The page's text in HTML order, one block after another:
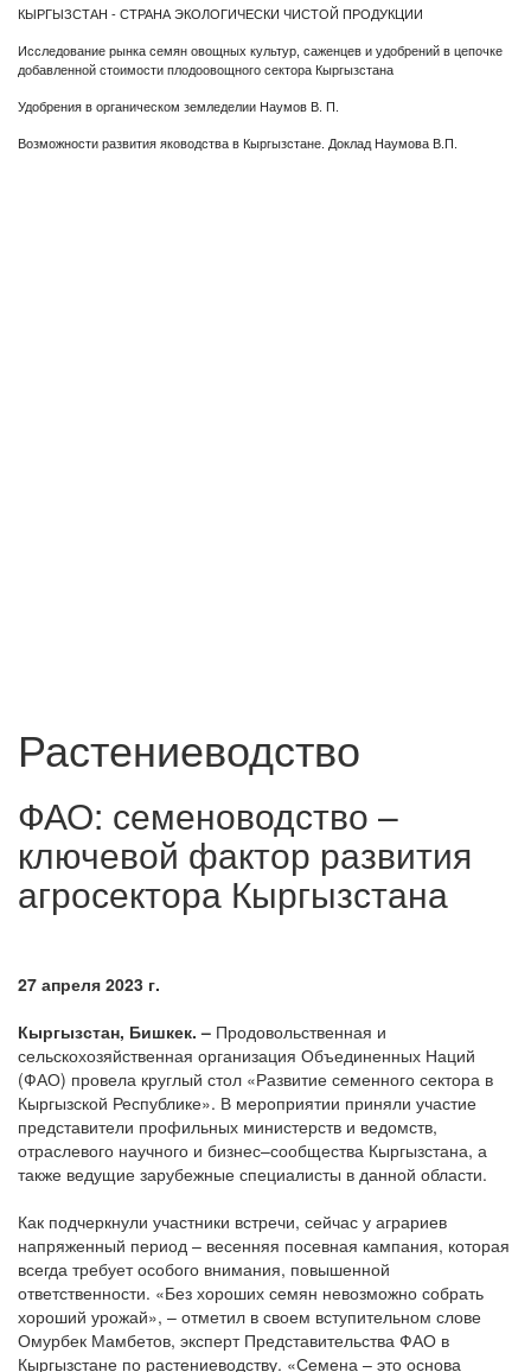
КЫРГЫЗСТАН - СТРАНА ЭКОЛОГИЧЕСКИ ЧИСТОЙ ПРОДУКЦИИ
Исследование рынка семян овощных культур, саженцев и удобрений в цепочке
добавленной стоимости плодоовощного сектора Кыргызстана
Удобрения в органическом земледелии Наумов В. П.
Возможности развития яководства в Кыргызстане. Доклад Наумова В.П.
Растениеводство
ФАО: семеноводство –
ключевой фактор развития
агросектора Кыргызстана
27 апреля 2023 г.
Кыргызстан, Бишкек. – Продовольственная и
сельскохозяйственная организация Объединенных Наций
(ФАО) провела круглый стол «Развитие семенного сектора в
Кыргызской Республике». В мероприятии приняли участие
представители профильных министерств и ведомств,
отраслевого научного и бизнес–сообщества Кыргызстана, а
также ведущие зарубежные специалисты в данной области.
Как подчеркнули участники встречи, сейчас у аграриев
напряженный период – весенняя посевная кампания, которая
всегда требует особого внимания, повышенной
ответственности. «Без хороших семян невозможно собрать
хороший урожай», – отметил в своем вступительном слове
Омурбек Мамбетов, эксперт Представительства ФАО в
Кыргызстане по растениеводству. «Семена – это основа